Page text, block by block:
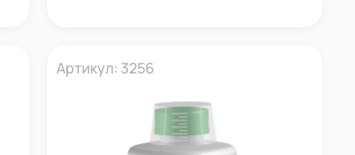
Артикул: 3256